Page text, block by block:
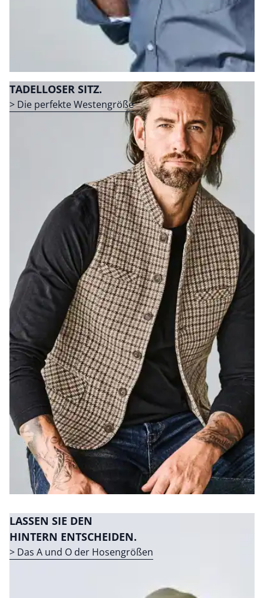
Bildverlinkung
TADELLOSER SITZ.
> Die perfekte Westengröße
LASSEN SIE DEN
HINTERN ENTSCHEIDEN.
> Das A und O der Hosengrößen